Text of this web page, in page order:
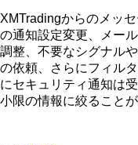
XMTradingからのメッ
の通知設定変更、メー
調整、不要なシグナル
の依頼、さらにフィル
にセキュリティ通知は
小限の情報に絞ること